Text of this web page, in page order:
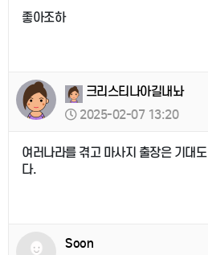
좋아조하
크리스티나아길내놔
2025-02-07 13:20
여러나라를 겪고 마사지 출장은 기대
다.
Soon